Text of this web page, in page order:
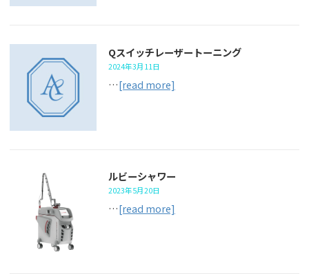
Qスイッチレーザートーニング
2024年3月11日
…[read more]
ルビーシャワー
2023年5月20日
…[read more]